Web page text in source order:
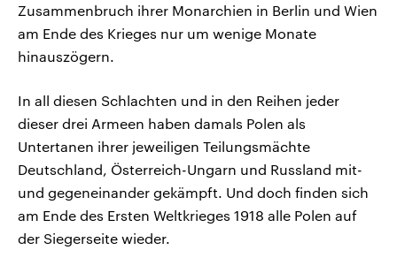
Zusammenbruch ihrer Monarchien in Berlin und Wien
am Ende des Krieges nur um wenige Monate
hinauszögern.
In all diesen Schlachten und in den Reihen jeder
dieser drei Armeen haben damals Polen als
Untertanen ihrer jeweiligen Teilungsmächte
Deutschland, Österreich-Ungarn und Russland mit-
und gegeneinander gekämpft. Und doch finden sich
am Ende des Ersten Weltkrieges 1918 alle Polen auf
der Siegerseite wieder.